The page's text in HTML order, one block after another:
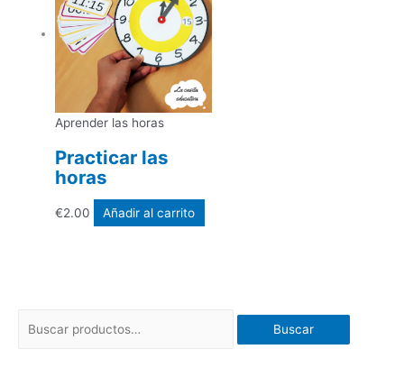
Aprender las horas
Practicar las
horas
€2.00 Añadir al carrito
Buscar